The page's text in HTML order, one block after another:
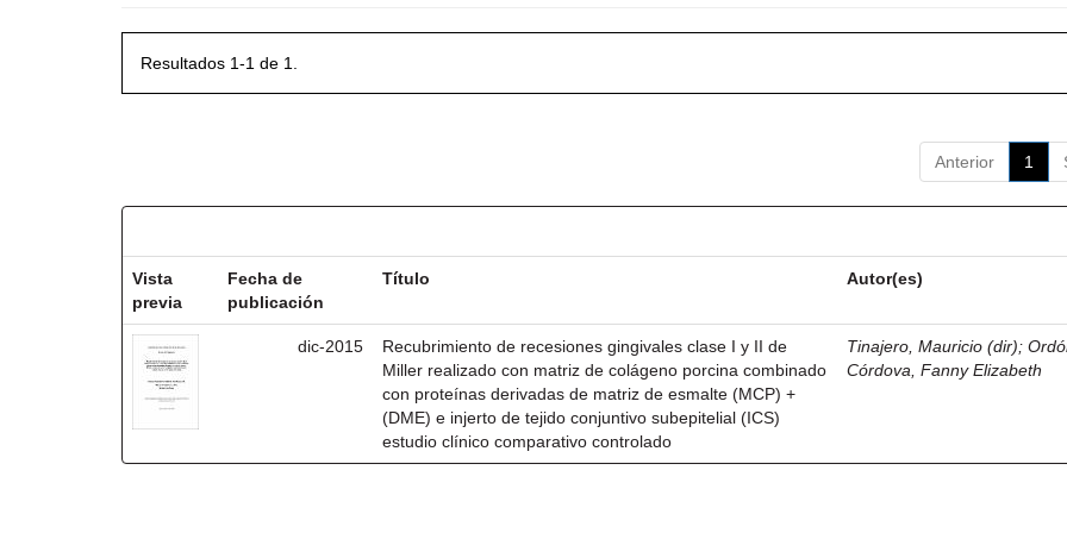
Resultados 1-1 de 1.
Anterior 1
Vista
previa
Fecha de
publicación
Título Autor(es)
dic-2015
Recubrimiento de recesiones gingivales clase I y II de
Miller realizado con matriz de colágeno porcina combinado
con proteínas derivadas de matriz de esmalte (MCP) +
(DME) e injerto de tejido conjuntivo subepitelial (ICS)
estudio clínico comparativo controlado
Tinajero, Mauricio (dir);
Córdova, Fanny Elizabeth